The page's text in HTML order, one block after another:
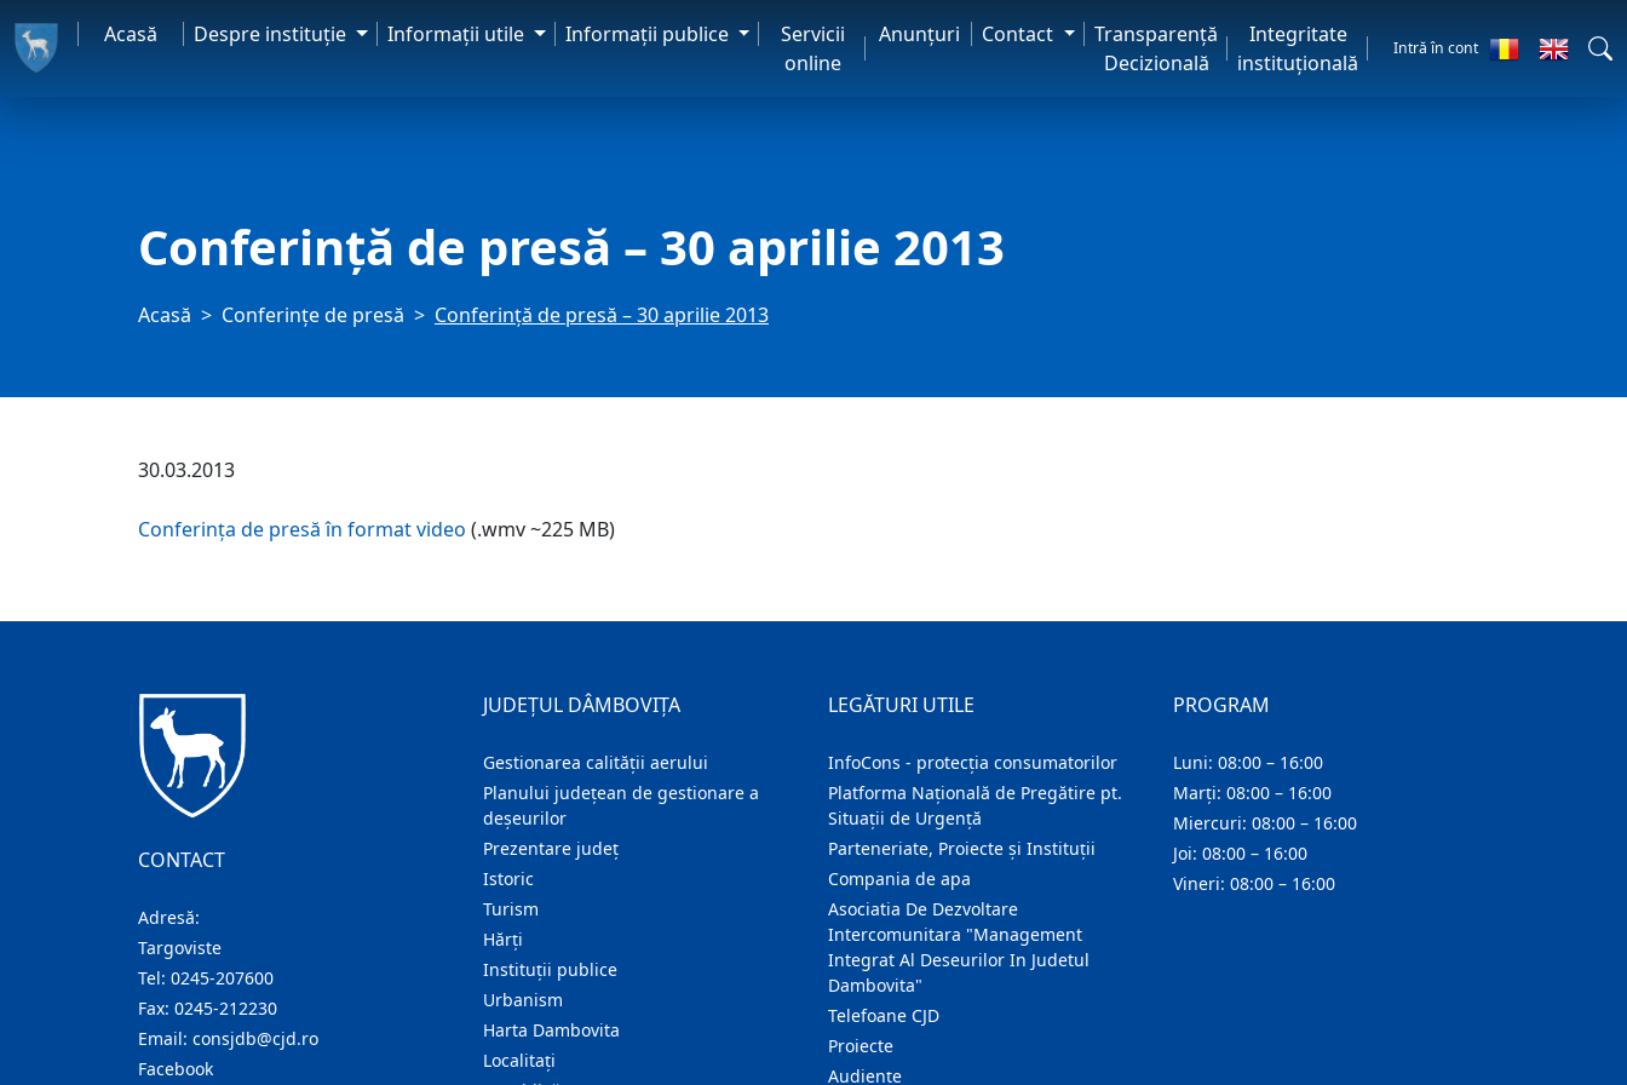
Acasă Despre instituţie Informaţii utile Informaţii publice
Servicii
online
Anunţuri Contact
Transparență
Decizională
Integritate
instituțională
Intră în cont
Conferință de presă – 30 aprilie 2013
Acasă Conferințe de presă Conferință de presă – 30 aprilie 2013
30.03.2013
Conferința de presă în format video (.wmv ~225 MB)
CONTACT
Adresă:
Targoviste
Tel: 0245-207600
Fax: 0245-212230
Email: consjdb@cjd.ro
Facebook
JUDEȚUL DÂMBOVIȚA
Gestionarea calității aerului
Planului județean de gestionare a
deșeurilor
Prezentare judeţ
Istoric
Turism
Hărţi
Instituţii publice
Urbanism
Harta Dambovita
Localitaţi
LEGĂTURI UTILE
InfoCons - protecția consumatorilor
Platforma Națională de Pregătire pt.
Situații de Urgență
Parteneriate, Proiecte și Instituții
Compania de apa
Asociatia De Dezvoltare
Intercomunitara "Management
Integrat Al Deseurilor In Judetul
Dambovita"
Telefoane CJD
Proiecte
Audienţe
PROGRAM
Luni: 08:00 – 16:00
Marți: 08:00 – 16:00
Miercuri: 08:00 – 16:00
Joi: 08:00 – 16:00
Vineri: 08:00 – 16:00